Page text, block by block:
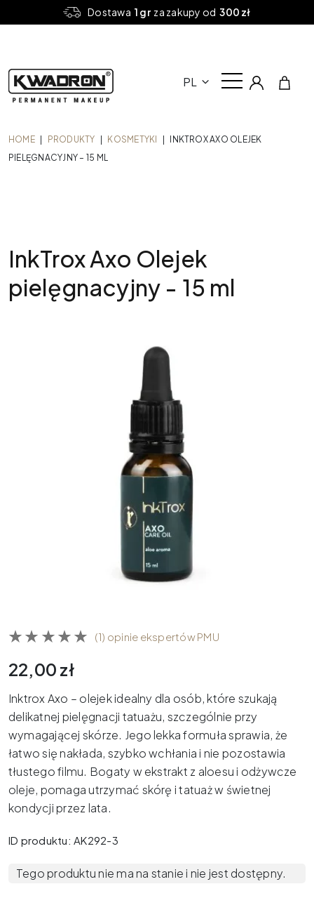
Dostawa 1 grza zakupy od 300 zł
PL
HOME PRODUKTY KOSMETYKI
INKTROX AXO OLEJEK
PIELĘGNACYJNY – 15 ML
InkTrox Axo Olejek
pielęgnacyjny - 15 ml
(1) opinie ekspertów PMU
22,00 zł
Inktrox Axo – olejek idealny dla osób, które szukają
delikatnej pielęgnacji tatuażu, szczególnie przy
wymagającej skórze. Jego lekka formuła sprawia, że
łatwo się nakłada, szybko wchłania i nie pozostawia
tłustego filmu. Bogaty w ekstrakt z aloesu i odżywcze
oleje, pomaga utrzymać skórę i tatuaż w świetnej
kondycji przez lata.
ID produktu: AK292-3
Tego produktu nie ma na stanie i nie jest dostępny.